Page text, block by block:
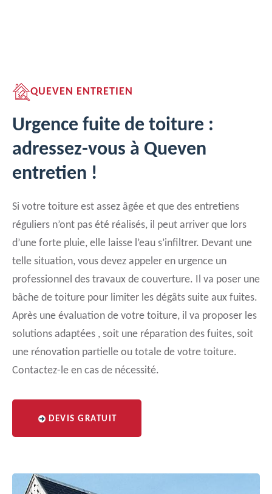
QUEVEN ENTRETIEN
Urgence fuite de toiture :
adressez-vous à Queven
entretien !
Si votre toiture est assez âgée et que des entretiens
réguliers n’ont pas été réalisés, il peut arriver que lors
d’une forte pluie, elle laisse l’eau s’infiltrer. Devant une
telle situation, vous devez appeler en urgence un
professionnel des travaux de couverture. Il va poser une
bâche de toiture pour limiter les dégâts suite aux fuites.
Après une évaluation de votre toiture, il va proposer les
solutions adaptées , soit une réparation des fuites, soit
une rénovation partielle ou totale de votre toiture.
Contactez-le en cas de nécessité.
DEVIS GRATUIT